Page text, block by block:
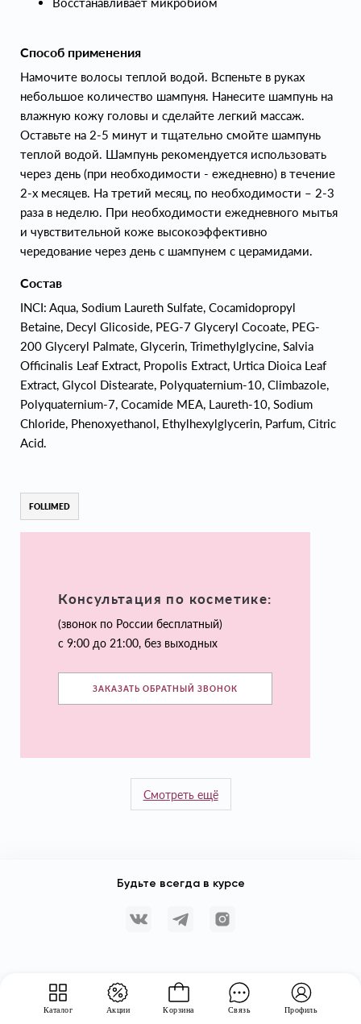
Каталог Акции Корзина Связь Профиль
Способ применения
Намочите волосы теплой водой. Вспеньте в руках
небольшое количество шампуня. Нанесите шампунь на
влажную кожу головы и сделайте легкий массаж.
Оставьте на 2-5 минут и тщательно смойте шампунь
теплой водой. Шампунь рекомендуется использовать
через день (при необходимости - ежедневно) в течение
2-х месяцев. На третий месяц, по необходимости – 2-3
раза в неделю. При необходимости ежедневного мытья
и чувствительной коже высокоэффективно
чередование через день с шампунем с церамидами.
Состав
INCI: Aqua, Sodium Laureth Sulfate, Cocamidopropyl
Betaine, Decyl Glicoside, PEG-7 Glyceryl Cocoate, PEG-
200 Glyceryl Palmate, Glycerin, Trimethylglycine, Salvia
Officinalis Leaf Extract, Propolis Extract, Urtica Dioica Leaf
Extract, Glycol Distearate, Polyquaternium-10, Climbazole,
Polyquaternium-7, Cocamide MEA, Laureth-10, Sodium
Chloride, Phenoxyethanol, Ethylhexylglycerin, Parfum, Citric
Acid.
FOLLIMED
Консультация по косметике:
(звонок по России бесплатный)
с 9:00 до 21:00, без выходных
ЗАКАЗАТЬ ОБРАТНЫЙ ЗВОНОК
Смотреть ещё
Будьте всегда в курсе